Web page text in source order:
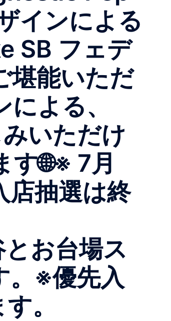
インによる
SB フェデ
堪能いただ
よる、
いただけ
🌐※ 7月
店抽選は終
お台場ス
。※優先入
。